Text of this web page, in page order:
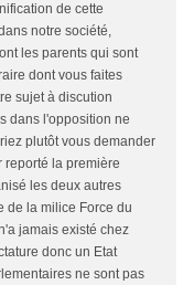
de cette
notre société,
les parents qui sont
dont vous faites
sujet à discution
dans l'opposition ne
plutôt vous demander
reporté la première
les deux autres
de la milice Force du
jamais existé chez
donc un Etat
ne sont pas